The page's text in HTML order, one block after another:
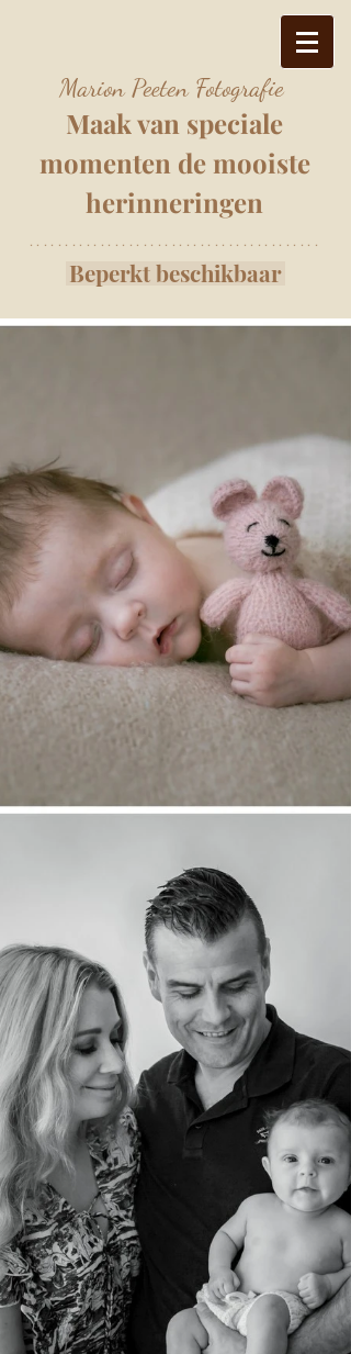
Marion Peeten Fotografie
Maak van speciale
momenten de mooiste
herinneringen
*****************************************
Beperkt beschikbaar